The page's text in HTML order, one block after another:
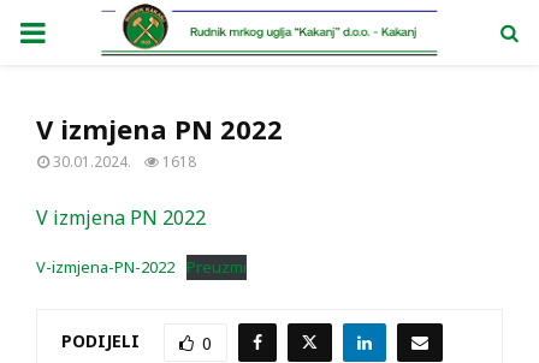
PRIMARY
V izmjena PN 2022
30.01.2024. 1618
V izmjena PN 2022
V-izmjena-PN-2022 Preuzmi
PODIJELI 0